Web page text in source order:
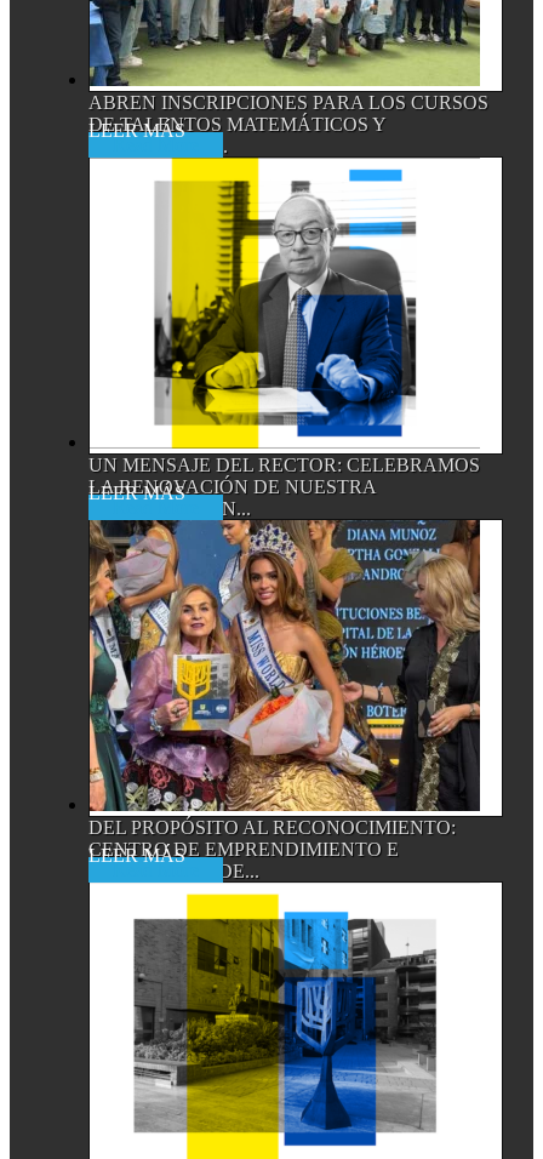
ABREN INSCRIPCIONES PARA LOS CURSOS
DE TALENTOS MATEMÁTICOS Y
CIENTÍFICOS,...
UN MENSAJE DEL RECTOR: CELEBRAMOS
LA RENOVACIÓN DE NUESTRA
ACREDITACIÓN...
DEL PROPÓSITO AL RECONOCIMIENTO:
CENTRO DE EMPRENDIMIENTO E
INNOVACIÓN DE...